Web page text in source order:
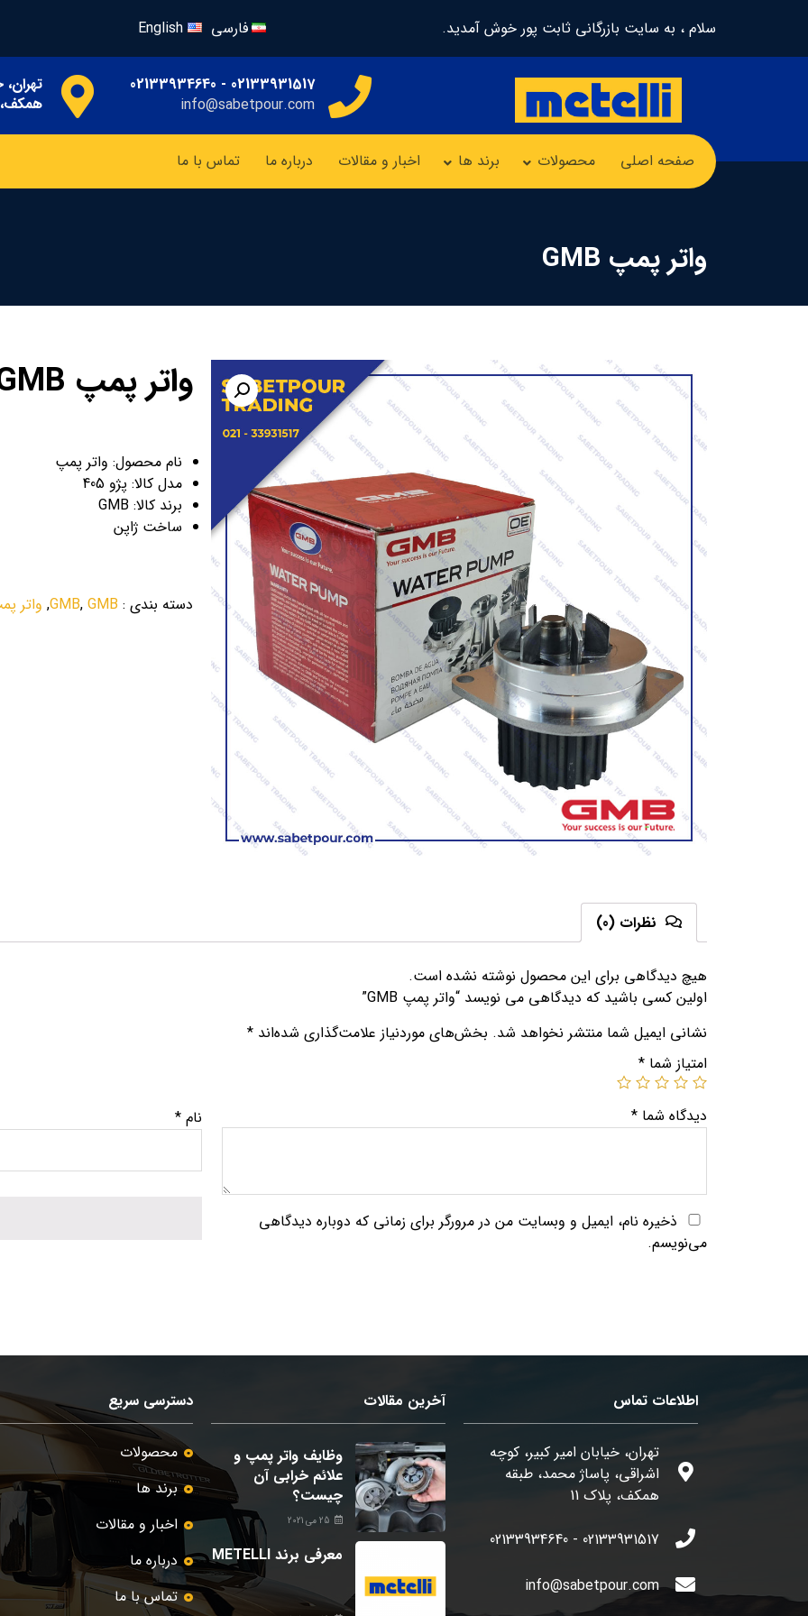
سلام ، به سایت بازرگانی ثابت پور خوش آمدید. فارسی English
02133931517 - 02133934640
info@sabetpour.com
همکف،
صفحه اصلی محصولات برند ها اخبار و مقالات درباره ما تماس با ما
واتر پمپ GMB
واتر پمپ GMB
نام محصول: واتر پمپ
مدل کالا: پژو 405
برند کالا: GMB
ساخت ژاپن
دسته بندی :
GMB, GMB
, واتر
نظرات (0)
هیچ دیدگاهی برای این محصول نوشته نشده است.
اولین کسی باشید که دیدگاهی می نویسد “واتر پمپ GMB”
نشانی ایمیل شما منتشر نخواهد شد. بخش‌های موردنیاز علامت‌گذاری شده‌اند *
امتیاز شما *
دیدگاه شما * نام *
ذخیره نام، ایمیل و وبسایت من در مرورگر برای زمانی که دوباره دیدگاهی
می‌نویسم.
اطلاعات تماس
تهران، خیابان امیر کبیر، کوچه
اشراقی، پاساژ محمد، طبقه
همکف، پلاک 11
02133931517 - 02133934640
info@sabetpour.com
آخرین مقالات
وظایف واتر پمپ و
علائم خرابی آن
چیست؟
25 می 2021
معرفی برند METELLI
دسترسی سریع
محصولات
برند ها
اخبار و مقالات
درباره ما
تماس با ما